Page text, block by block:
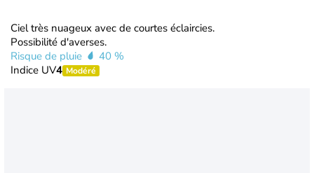
Ciel très nuageux avec de courtes éclaircies.
Possibilité d'averses.
Risque de pluie
40 %
Indice UV4 Modéré